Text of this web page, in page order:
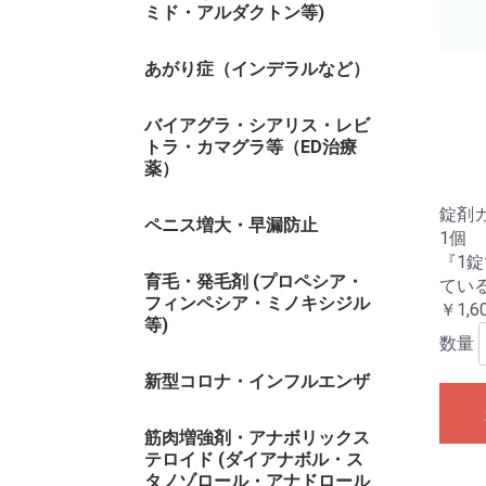
ミド・アルダクトン等)
あがり症（インデラルなど）
バイアグラ・シアリス・レビ
トラ・カマグラ等（ED治療
薬）
ペニス増大・早漏防止
育毛・発毛剤 (プロペシア・
フィンペシア・ミノキシジル
等)
新型コロナ・インフルエンザ
筋肉増強剤・アナボリックス
テロイド (ダイアナボル・ス
タノゾロール・アナドロール
錠剤
1個
『1
てい
￥
数量